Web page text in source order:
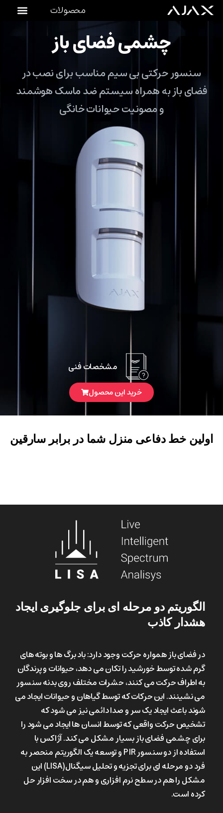
محصولات
چشمی فضای باز
سنسور حرکتی بی سیم مناسب برای نصب در
فضای باز به همراه سیستم ضد ماسک هوشمند
و مصونیت حیوانات خانگی
مشخصات فنی
خرید این محصول
اولین خط دفاعی منزل شما در برابر سارقین
الگوریتم دو مرحله ای برای جلوگیری ایجاد
هشدار کاذب
در فضای باز همواره حرکت وجود دارد: باد برگ ها و بوته های
گرم شده توسط خورشید را تکان می دهد، حیوانات و پرندگان
به اطراف حرکت می کنند، حشرات مختلف روی بدنه سنسور
می نشینند. این حرکات که توسط گیاهان و حیوانات ایجاد می
شوند باعث ایجاد یک سر و صدا دائمی نیز می شود که
تشخیص حرکت واقعی که توسط انسان ها ایجاد می شود را
برای چشمی فضای باز بسیار مشکل می کند. آژاکس با
استفاده از دو سنسور PIR و توسعه یک الگوریتم منحصر به
فرد دو مرحله ای برای تجزیه و تحلیل سیگنال(LISA) این
مشکل را هم در سطح نرم افزاری و هم در سخت افزار حل
کرده است.